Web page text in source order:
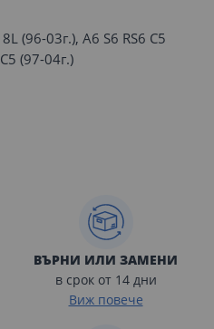
(96-03г.), A6 S6 RS6 C5
(97-04г.)
ВЪРНИ ИЛИ ЗАМЕНИ
в срок от 14 дни
Виж повече